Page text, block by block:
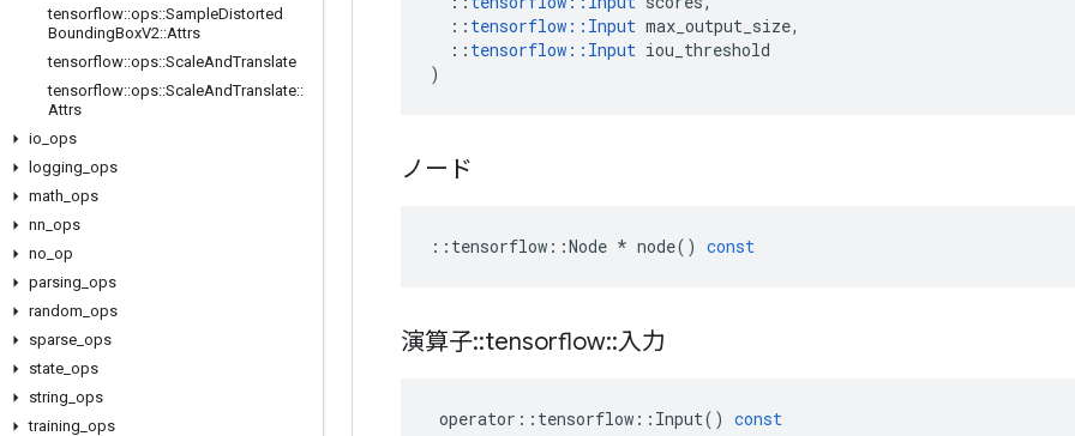
tensorflow::ops::SampleDistorted
BoundingBoxV2::Attrs
tensorflow::ops::ScaleAndTranslate
tensorflow::ops::ScaleAndTranslate::
Attrs
io ops
logging ops
math ops
nn ops
no op
parsing ops
random ops
sparse ops
state ops
string ops
training ops
:: tensorflow :: Input max_output_size,
:: tensorflow :: Input iou_threshold
)
ノード
:: tensorflow ::Node * node() const
演算子::tensorflow::入力
operator :: tensorflow :: Input() const